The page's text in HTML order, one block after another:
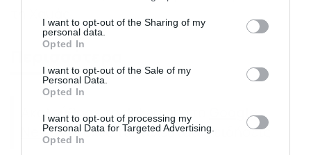
not limited to your visit or usage behaviour. You may click to
grant or deny consent to Google and its third-party tags to
use your data for below specified purposes in below Google
consent section.
I want to opt-out of the Sharing of my
personal data.
Opted In
I want to opt-out of the Sale of my
Personal Data.
Opted In
I want to opt-out of processing my
Personal Data for Targeted Advertising.
Opted In
Περισσότερα
Ακολούθησε το dokari.gr στο
Google
Newsγια όλες τις τελευταίες ειδήσεις